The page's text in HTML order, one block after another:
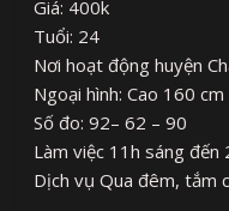
Giá: 400k
Tuổi: 24
Nơi hoạt động huyện
Ngoại hình: Cao 160
Số đo: 92– 62 – 90
Làm việc 11h sáng
Dịch vụ Qua đêm, tắm